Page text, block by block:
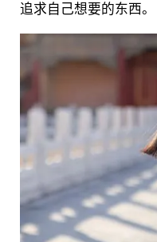
追求自己想要的东西。